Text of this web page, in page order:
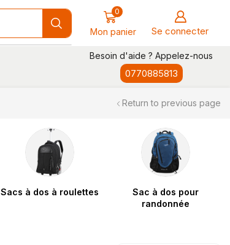
0
Mon panier Se connecter
Besoin d'aide ? Appelez-nous
0770885813
Return to previous page
Sacs à dos à roulettes
Sac à dos pour
randonnée